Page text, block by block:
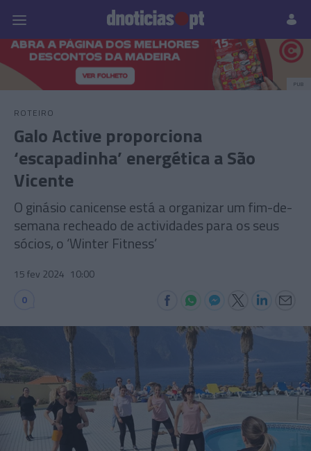
Prazeres Paisagens
PUB
ROTEIRO
Galo Active proporciona
‘escapadinha’ energética a São
Vicente
O ginásio canicense está a organizar um fim-de-
semana recheado de actividades para os seus
sócios, o ‘Winter Fitness’
15 fev 2024 10:00
0